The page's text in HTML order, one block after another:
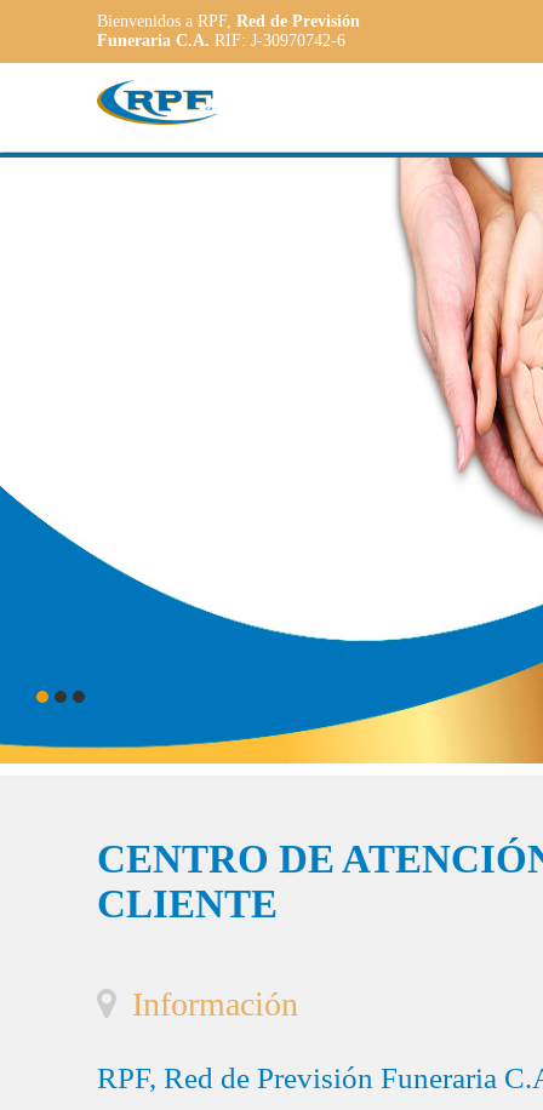
Bienvenidos a RPF, Red de Previsión
Funeraria C.A. RIF: J-30970742-6
Contamos con
a las
CENTRO DE
CLIENTE
Información
RPF, Red de Previsión Funeraria